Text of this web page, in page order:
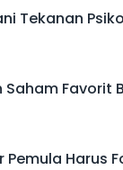
Tekanan
Favorit
Harus